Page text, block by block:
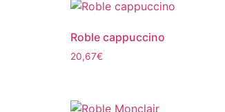
Roble cappuccino
20,67€